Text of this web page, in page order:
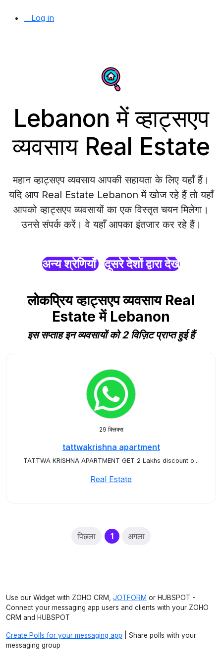
__Log in
Lebanon में व्हाट्सएप
व्यवसाय Real Estate
महान व्हाट्सएप व्यवसाय आपकी सहायता के लिए यहाँ हैं।
यदि आप Real Estate Lebanon में खोज रहे हैं तो यहाँ
आपको व्हाट्सएप व्यवसायों का एक विस्तृत चयन मिलेगा।
उनसे संपर्क करें। वे यहाँ आपका इंतजार कर रहे हैं।
अन्य श्रेणियाँ दूसरे देशों द्वारा देखें
लोकप्रिय व्हाट्सएप व्यवसाय Real
Estate में Lebanon
इस सप्ताह इन व्यवसायों को 2 विज़िट प्राप्त हुई हैं
29 क्लिक्स
tattwakrishna apartment
TATTWA KRISHNA APARTMENT GET 2 Lakhs discount o...
Real Estate
पिछला 1(current)
अगला
Use our Widget with ZOHO CRM, JOTFORM or HUBSPOT -
Connect your messaging app users and clients with your ZOHO
CRM and HUBSPOT
Create Polls for your messaging app | Share polls with your
messaging group